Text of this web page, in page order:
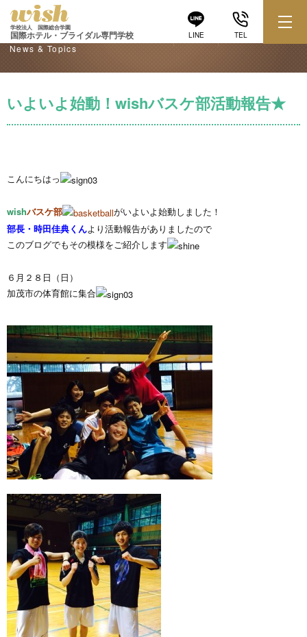
LINE TEL
学校法人 国際総合学園
国際ホテル・ブライダル専門学校
学校からのお知らせ
News & Topics
いよいよ始動！wishバスケ部活動報告★
こんにちはっ
wishバスケ部
がいよいよ始動しました！
部長・時田佳典くんより活動報告がありましたので
このブログでもその模様をご紹介します
６月２８日（日）
加茂市の体育館に集合